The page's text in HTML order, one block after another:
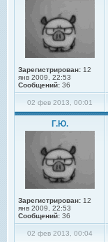
Зарегистрирован: 12
янв 2009, 22:53
Сообщений: 36
02 фев 2013, 00:01
Г.Ю.
Зарегистрирован: 12
янв 2009, 22:53
Сообщений: 36
02 фев 2013, 00:04